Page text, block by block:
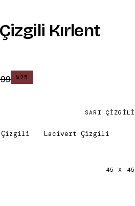
Kırlent
% 25
SARI ÇIZGILI
Çizgili Lacivert Çizgili
45 X 45